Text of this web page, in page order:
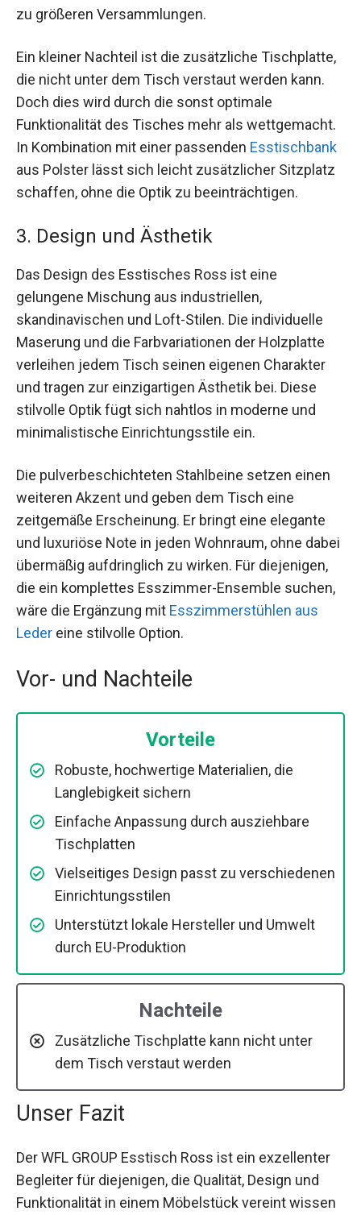
zu größeren Versammlungen.
Ein kleiner Nachteil ist die zusätzliche Tischplatte,
die nicht unter dem Tisch verstaut werden kann.
Doch dies wird durch die sonst optimale
Funktionalität des Tisches mehr als wettgemacht.
In Kombination mit einer passenden Esstischbank
aus Polster lässt sich leicht zusätzlicher Sitzplatz
schaffen, ohne die Optik zu beeinträchtigen.
3. Design und Ästhetik
Das Design des Esstisches Ross ist eine
gelungene Mischung aus industriellen,
skandinavischen und Loft-Stilen. Die individuelle
Maserung und die Farbvariationen der Holzplatte
verleihen jedem Tisch seinen eigenen Charakter
und tragen zur einzigartigen Ästhetik bei. Diese
stilvolle Optik fügt sich nahtlos in moderne und
minimalistische Einrichtungsstile ein.
Die pulverbeschichteten Stahlbeine setzen einen
weiteren Akzent und geben dem Tisch eine
zeitgemäße Erscheinung. Er bringt eine elegante
und luxuriöse Note in jeden Wohnraum, ohne dabei
übermäßig aufdringlich zu wirken. Für diejenigen,
die ein komplettes Esszimmer-Ensemble suchen,
wäre die Ergänzung mit Esszimmerstühlen aus
Leder eine stilvolle Option.
Vor- und Nachteile
Vorteile
Robuste, hochwertige Materialien, die
Langlebigkeit sichern
Einfache Anpassung durch ausziehbare
Tischplatten
Vielseitiges Design passt zu verschiedenen
Einrichtungsstilen
Unterstützt lokale Hersteller und Umwelt
durch EU-Produktion
Nachteile
Zusätzliche Tischplatte kann nicht unter
dem Tisch verstaut werden
Unser Fazit
Der WFL GROUP Esstisch Ross ist ein exzellenter
Begleiter für diejenigen, die Qualität, Design und
Funktionalität in einem Möbelstück vereint wissen